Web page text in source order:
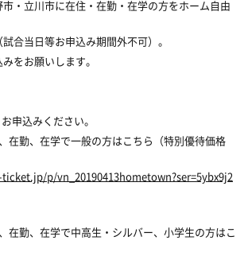
・立川市に在住・在勤・在学の方をホーム自由
合当日等お申込み期間外不可）。
をお願いします。
申込みください。
在勤、在学で一般の方はこちら（特別優待価格
p/vn_20190413hometown?ser=5ybx9j2
在勤、在学で中高生・シルバー、小学生の方はこ